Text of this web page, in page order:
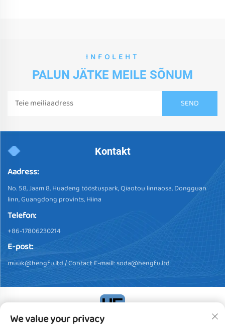
INFOLEHT
PALUN JÄTKE MEILE SÕNUM
Kontakt
Aadress:
No. 58, Jaam 8, Huadeng tööstuspark, Qiaotou linnaosa, Dongguan
linn, Guangdong provints, Hiina
Telefon:
+86-17806230214
E-post:
müük@hengfu.ltd/ Contact E-maill:soda@hengfu.ltd
We value your privacy